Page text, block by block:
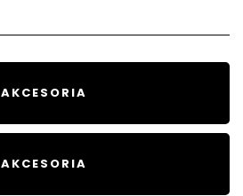
AKCESORIA
AKCESORIA